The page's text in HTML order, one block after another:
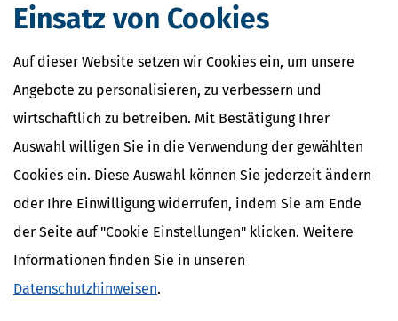
Einsatz von Cookies
Auf dieser Website setzen wir Cookies ein, um unsere
Angebote zu personalisieren, zu verbessern und
wirtschaftlich zu betreiben. Mit Bestätigung Ihrer
Auswahl willigen Sie in die Verwendung der gewählten
Cookies ein. Diese Auswahl können Sie jederzeit ändern
oder Ihre Einwilligung widerrufen, indem Sie am Ende
der Seite auf "Cookie Einstellungen" klicken. Weitere
Informationen finden Sie in unseren
Datenschutzhinweisen.
Finanzen selbst zu gestalten.
Taschenbuch
19,
E-Book
18, 99 €
Stand Januar 2025
DIN A 5
184 Seiten